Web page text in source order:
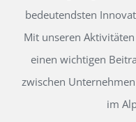
bedeutendsten
Mit unseren
einen wichtigen
zwischen
im